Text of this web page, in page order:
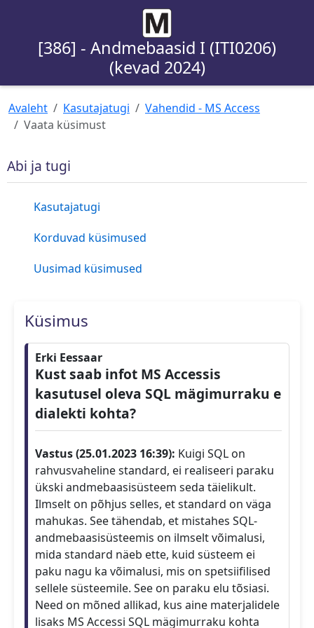
[386] - Andmebaasid I (ITI0206)
(kevad 2024)
Avaleht Kasutajatugi
Vahendid - MS Access
Vaata küsimust
Abi ja tugi
Kasutajatugi
Korduvad küsimused
Uusimad küsimused
Küsimus
Erki Eessaar
Kust saab infot MS Accessis
kasutusel oleva SQL mägimurraku e
dialekti kohta?
Vastus (25.01.2023 16:39): Kuigi SQL on
rahvusvaheline standard, ei realiseeri paraku
ükski andmebaasisüsteem seda täielikult.
Ilmselt on põhjus selles, et standard on väga
mahukas. See tähendab, et mistahes SQL-
andmebaasisüsteemis on ilmselt võimalusi,
mida standard näeb ette, kuid süsteem ei
paku nagu ka võimalusi, mis on spetsiifilised
sellele süsteemile. See on paraku elu tõsiasi.
Need on mõned allikad, kus aine materjalidele
lisaks MS Accessi SQL mägimurraku kohta